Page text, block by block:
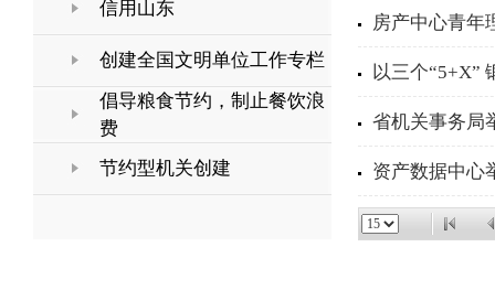
信用山东
创建全国文明单位工作专栏
倡导粮食节约，制止餐饮浪
费
节约型机关创建
房产中心青年
以三个“5+X”
省机关事务局
资产数据中心